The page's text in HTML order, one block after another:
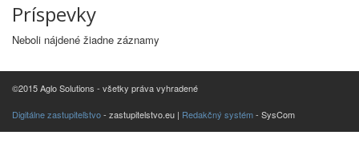
Príspevky
Neboli nájdené žiadne záznamy
©2015 Aglo Solutions - všetky práva vyhradené
Digitálne zastupiteľstvo- zastupitelstvo.eu | Redakčný systém- SysCom